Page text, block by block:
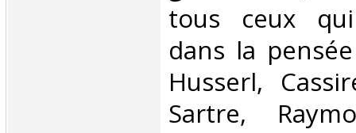
tous ceux
dans la
Husserl,
Sartre,